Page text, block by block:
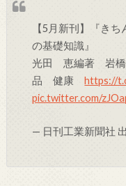
【5月新刊】『き
の基礎知識』
光田 恵編著 岩
品 健康https://
pic.twitter.com/
— 日刊工業新聞社